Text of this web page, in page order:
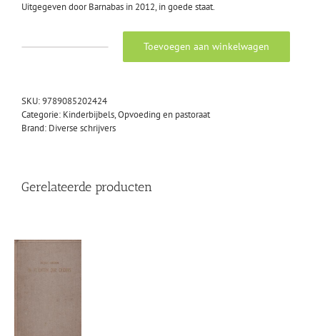
Uitgegeven door Barnabas in 2012, in goede staat.
vergeving
aantal
Toevoegen aan winkelwagen
SKU:9789085202424
Categorie: Kinderbijbels, Opvoeding en pastoraat
Brand: Diverse schrijvers
Gerelateerde producten